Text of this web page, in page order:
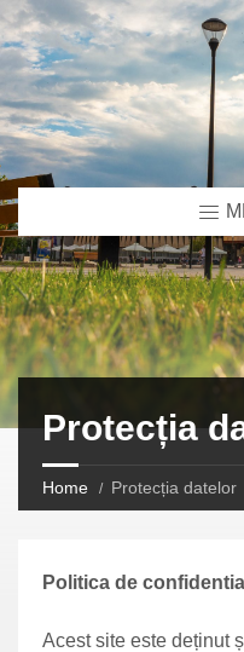
Protecția
Home Protecția datelor
Politica de
Acest site este deținut